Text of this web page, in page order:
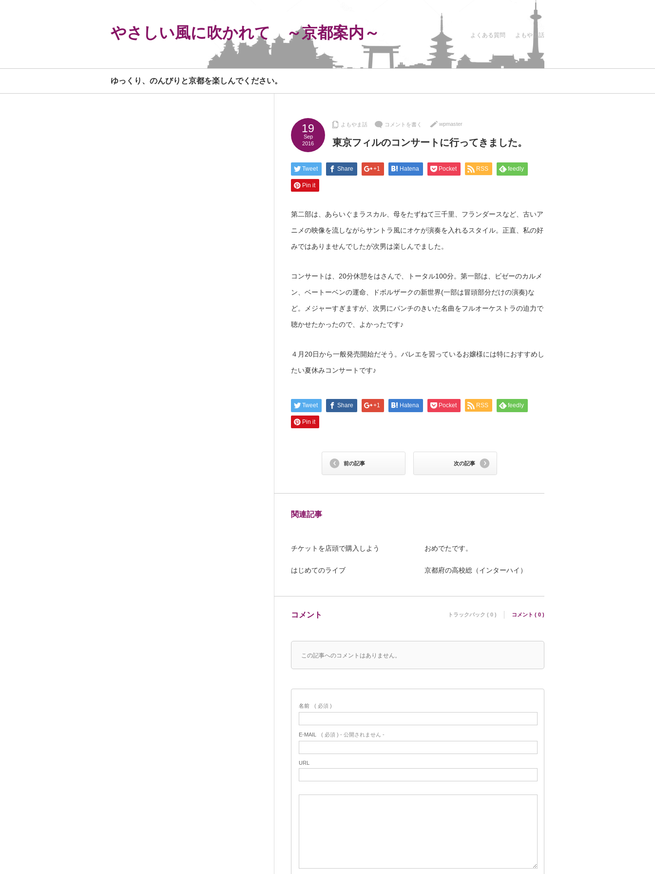
やさしい風に吹かれて ～京都案内～ よくある質問 よもやま話
ゆっくり、のんびりと京都を楽しんでください。
19
Sep
2016
よもやま話 コメントを書く wpmaster
東京フィルのコンサートに行ってきました。
Tweet Share +1 Hatena Pocket RSS feedly
Pin it
第二部は、あらいぐまラスカル、母をたずねて三千里、フランダースなど、古いア
ニメの映像を流しながらサントラ風にオケが演奏を入れるスタイル。正直、私の好
みではありませんでしたが次男は楽しんでました。
コンサートは、20分休憩をはさんで、トータル100分。第一部は、ビゼーのカルメ
ン、ベートーベンの運命、ドボルザークの新世界(一部は冒頭部分だけの演奏)な
ど。メジャーすぎますが、次男にパンチのきいた名曲をフルオーケストラの迫力で
聴かせたかったので、よかったです♪
４月20日から一般発売開始だそう。バレエを習っているお嬢様には特におすすめし
たい夏休みコンサートです♪
Tweet Share +1 Hatena Pocket RSS feedly
Pin it
前の記事 次の記事
関連記事
チケットを店頭で購入しよう おめでたです。
はじめてのライブ 京都府の高校総（インターハイ）
コメント トラックバック ( 0 ) コメント ( 0 )
この記事へのコメントはありません。
名前 ( 必須 )
E-MAIL ( 必須 ) - 公開されません -
URL